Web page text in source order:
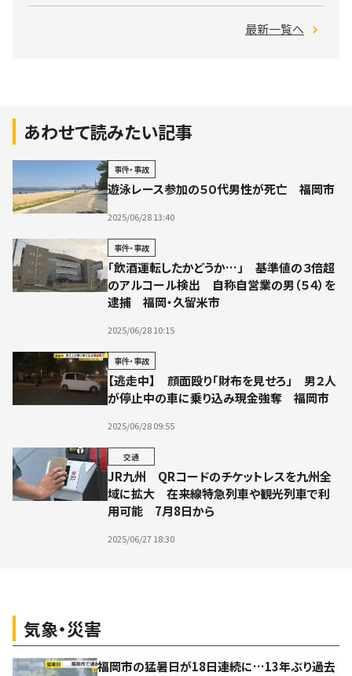
最新一覧へ
あわせて読みたい記事
事件・事故
遊泳レース参加の５０代男性が死亡 福岡市
2025/06/28 13:40
事件・事故
「飲酒運転したかどうか…」 基準値の３倍超
のアルコール検出 自称自営業の男（５４）を
逮捕 福岡・久留米市
2025/06/28 10:15
事件・事故
【逃走中】 顔面殴り「財布を見せろ」 男２人
が停止中の車に乗り込み現金強奪 福岡市
2025/06/28 09:55
交通
JR九州 QRコードのチケットレスを九州全
域に拡大 在来線特急列車や観光列車で利
用可能 7月8日から
2025/06/27 18:30
気象・災害
福岡市の猛暑日が18日連続に…13年ぶり過去